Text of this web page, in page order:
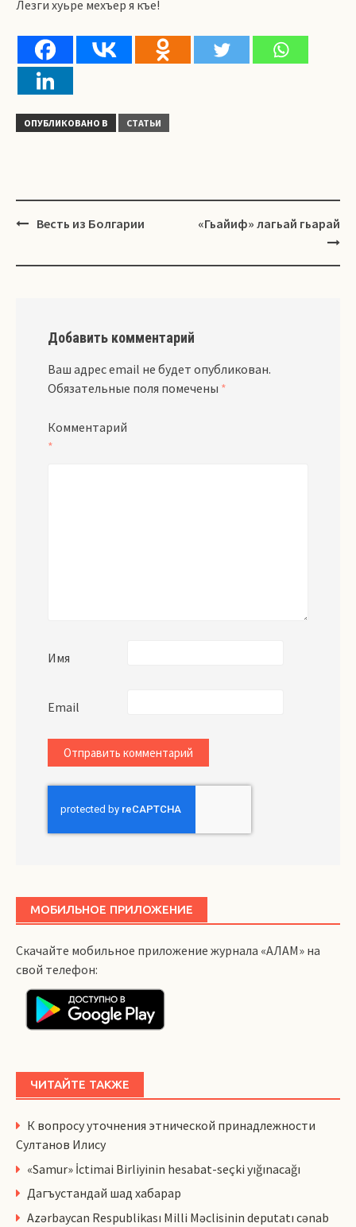
Лезги хуьре мехъер я къе!
ОПУБЛИКОВАНО В СТАТЬИ
Навигация
Весть из Болгарии «Гьайиф» лагьай гьарай
Добавить комментарий
Ваш адрес email не будет опубликован.
Обязательные поля помечены *
Комментарий
*
Имя
Email
МОБИЛЬНОЕ ПРИЛОЖЕНИЕ
Скачайте мобильное приложение журнала «АЛАМ» на
свой телефон:
ЧИТАЙТЕ ТАКЖЕ
К вопросу уточнения этнической принадлежности
Султанов Илису
«Samur» İctimai Birliyinin hesabat-seçki yığınacağı
Дагъустандай шад хабарар
Azərbaycan Respublikası Milli Məclisinin deputatı cənab